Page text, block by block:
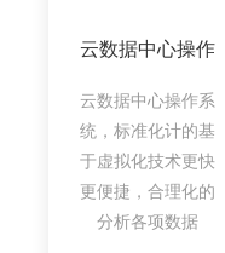
云数据中心操作
云数据中心操作系
统，标准化计的基
于虚拟化技术更快
更便捷，合理化的
分析各项数据